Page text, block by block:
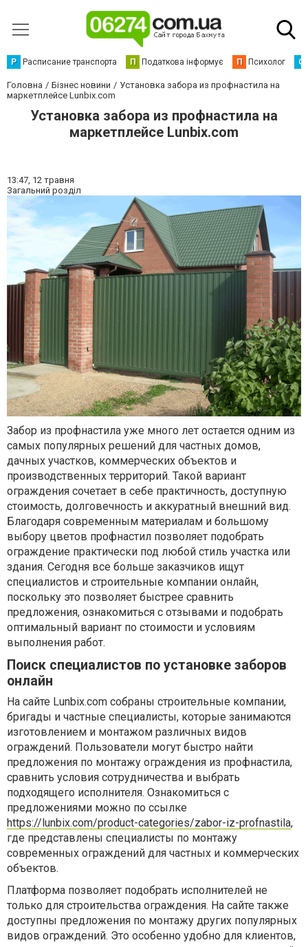
Р Расписание транспорта П Податкова інформує П Психолог С
Головна Бізнес новини
Установка забора из профнастила на
маркетплейсе Lunbix.com
Установка забора из профнастила на
маркетплейсе Lunbix.com
13:47, 12 травня
Загальний розділ
Забор из профнастила уже много лет остается одним из
самых популярных решений для частных домов,
дачных участков, коммерческих объектов и
производственных территорий. Такой вариант
ограждения сочетает в себе практичность, доступную
стоимость, долговечность и аккуратный внешний вид.
Благодаря современным материалам и большому
выбору цветов профнастил позволяет подобрать
ограждение практически под любой стиль участка или
здания. Сегодня все больше заказчиков ищут
специалистов и строительные компании онлайн,
поскольку это позволяет быстрее сравнить
предложения, ознакомиться с отзывами и подобрать
оптимальный вариант по стоимости и условиям
выполнения работ.
Поиск специалистов по установке заборов
онлайн
На сайте Lunbix.com собраны строительные компании,
бригады и частные специалисты, которые занимаются
изготовлением и монтажом различных видов
ограждений. Пользователи могут быстро найти
предложения по монтажу ограждения из профнастила,
сравнить условия сотрудничества и выбрать
подходящего исполнителя. Ознакомиться с
предложениями можно по ссылке
https://lunbix.com/product-categories/zabor-iz-profnastila,
где представлены специалисты по монтажу
современных ограждений для частных и коммерческих
объектов.
Платформа позволяет подобрать исполнителей не
только для строительства ограждения. На сайте также
доступны предложения по монтажу других популярных
видов ограждений. Это особенно удобно для клиентов,